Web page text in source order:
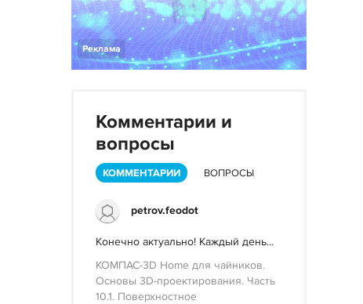
Реклама
Комментарии и
вопросы
КОММЕНТАРИИ ВОПРОСЫ
petrov.feodot
Конечно актуально! Каждый день...
КОМПАС-3D Home для чайников.
Основы 3D-проектирования. Часть
10.1. Поверхностное